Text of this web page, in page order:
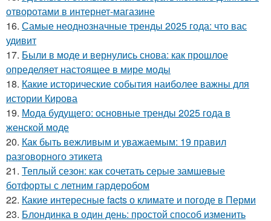
отворотами в интернет-магазине
16. Самые неоднозначные тренды 2025 года: что вас
удивит
17. Были в моде и вернулись снова: как прошлое
определяет настоящее в мире моды
18. Какие исторические события наиболее важны для
истории Кирова
19. Мода будущего: основные тренды 2025 года в
женской моде
20. Как быть вежливым и уважаемым: 19 правил
разговорного этикета
21. Теплый сезон: как сочетать серые замшевые
ботфорты с летним гардеробом
22. Какие интересные facts о климате и погоде в Перми
23. Блондинка в один день: простой способ изменить